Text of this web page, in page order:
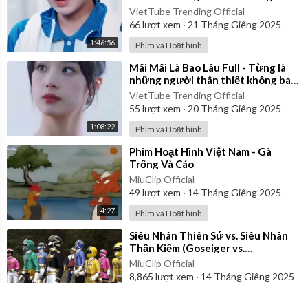
1:46:56
không nói cho mẹ mình
VietTube Trending Official
66lượt xem · 21 Tháng Giêng 2025
Phim và Hoạt hình
1:08:22
⁣Mãi Mãi Là Bao Lâu Full - Từng là
những người thân thiết không bao
giờ rời xa ai ngờ tất cả đều có
VietTube Trending Official
55 lượt xem · 20 Tháng Giêng 2025
Phim và Hoạt hình
4:27
⁣Phim Hoạt Hình Việt Nam - Gà
Trống Và Cáo
MiuClip Official
49 lượt xem · 14 Tháng Giêng 2025
Phim và Hoạt hình
⁣Siêu Nhân Thiên Sứ vs. Siêu Nhân
Thần Kiếm (Goseiger vs.
Shinkenger) | Vietsub
MiuClip Official
8,865 lượt xem · 14 Tháng Giêng 2025